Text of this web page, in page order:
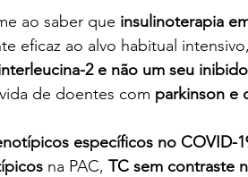
ao saber que insulinoterapia
eficaz ao alvo habitual
2 e não um seu
de doentes com parkinson e
específicos no COVID-
na PAC, TC sem contraste